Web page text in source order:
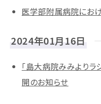
医学部附属病院にお
2024年01月16日
「島大病院みみより
開のお知らせ